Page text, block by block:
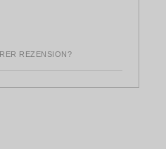
REZENSION?